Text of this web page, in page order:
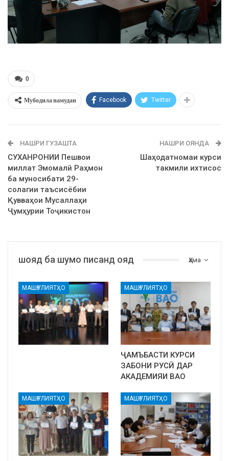
0
Мубодила намудан Facebook Twitter
НАШРИ ГУЗАШТА
СУХАНРОНИИ Пешвои
миллат Эмомалӣ Раҳмон
ба муносибати 29-
солагии таъсисёбии
Қувваҳои Мусаллаҳи
Ҷумҳурии Тоҷикистон
НАШРИ ОЯНДА
Шаҳодатномаи курси
такмили ихтисос
Ҳама
шояд ба шумо писанд ояд
МАШҒУЛИЯТҲО МАШҒУЛИЯТҲО
ҶАМЪБАСТИ КУРСИ
ЗАБОНИ РУСӢ ДАР
АКАДЕМИЯИ ВАО
МАШҒУЛИЯТҲО МАШҒУЛИЯТҲО